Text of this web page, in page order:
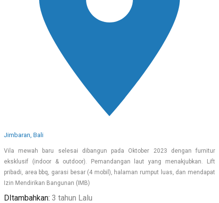
Jimbaran, Bali
Vila mewah baru selesai dibangun pada Oktober 2023 dengan furnitur
eksklusif (indoor & outdoor). Pemandangan laut yang menakjubkan. Lift
pribadi, area bbq, garasi besar (4 mobil), halaman rumput luas, dan mendapat
Izin Mendirikan Bangunan (IMB)
DItambahkan: 3 tahun Lalu